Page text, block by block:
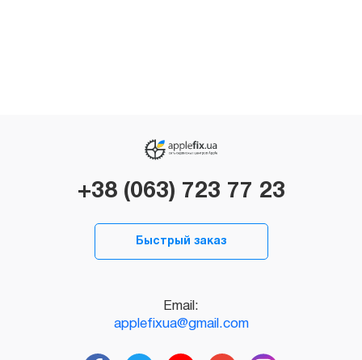
+38 (063) 723 77 23
Быстрый заказ
Email:
applefixua@gmail.com